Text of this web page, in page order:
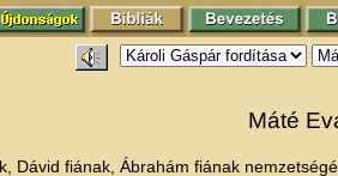
Máté
Dávid fiának, Ábrahám fiának